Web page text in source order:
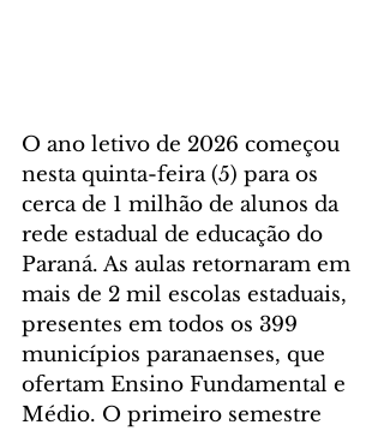
O ano letivo de 2026 começou
nesta quinta-feira (5) para os
cerca de 1 milhão de alunos da
rede estadual de educação do
Paraná. As aulas retornaram em
mais de 2 mil escolas estaduais,
presentes em todos os 399
municípios paranaenses, que
ofertam Ensino Fundamental e
Médio. O primeiro semestre